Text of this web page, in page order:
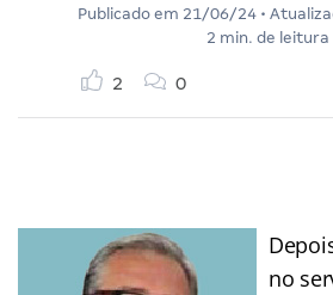
Publicado em 21/06/24 •
2 min. de leitura
2 0
no